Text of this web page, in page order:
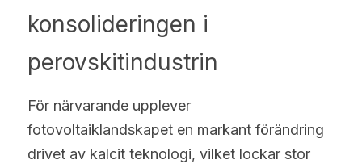
konsolideringen i
perovskitindustrin
För närvarande upplever
fotovoltaiklandskapet en markant förändring
drivet av kalcit teknologi, vilket lockar stor